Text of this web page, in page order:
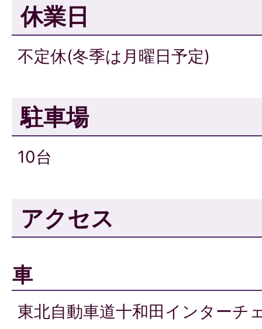
休業日
不定休(冬季は月曜日予定)
駐車場
10台
アクセス
車
東北自動車道十和田インターチ